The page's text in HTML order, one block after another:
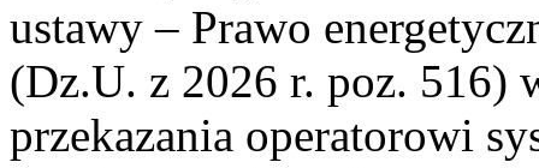
ustawy – Prawo
(Dz.U. z 2026 r. poz. 516)
przekazania operatorowi